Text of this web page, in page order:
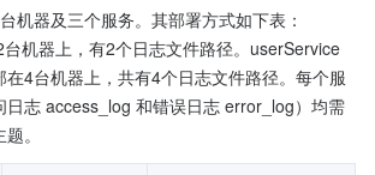
机器及三个服务。其部署方式如下表：
机器上，有2个日志文件路径。userService
4台机器上，共有4个日志文件路径。每个服
日志 access_log 和错误日志 error_log）均需
。